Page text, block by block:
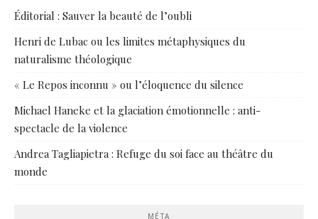
Éditorial : Sauver la beauté de l’oubli
Henri de Lubac ou les limites métaphysiques du
naturalisme théologique
« Le Repos inconnu » ou l’éloquence du silence
Michael Haneke et la glaciation émotionnelle : anti-
spectacle de la violence
Andrea Tagliapietra : Refuge du soi face au théâtre du
monde
MÉTA